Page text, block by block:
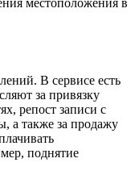
местоположения в
В сервисе есть
за привязку
репост записи с
а также за продажу
поднятие